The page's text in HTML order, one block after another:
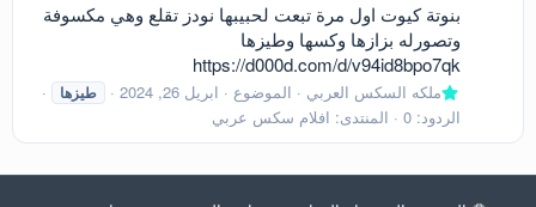
بنوتة كيوت اول مرة تبعت لحبيبها نودز تقلع وهي مكسوفة
وتصورله بزازها وكسها وطيزها
https://d000d.com/d/v94id8bpo7qk
ملكه السكس العربي الموضوع ابريل 26, 2024 طيزها
الردود: 0 المنتدى: افلام سكس عربي